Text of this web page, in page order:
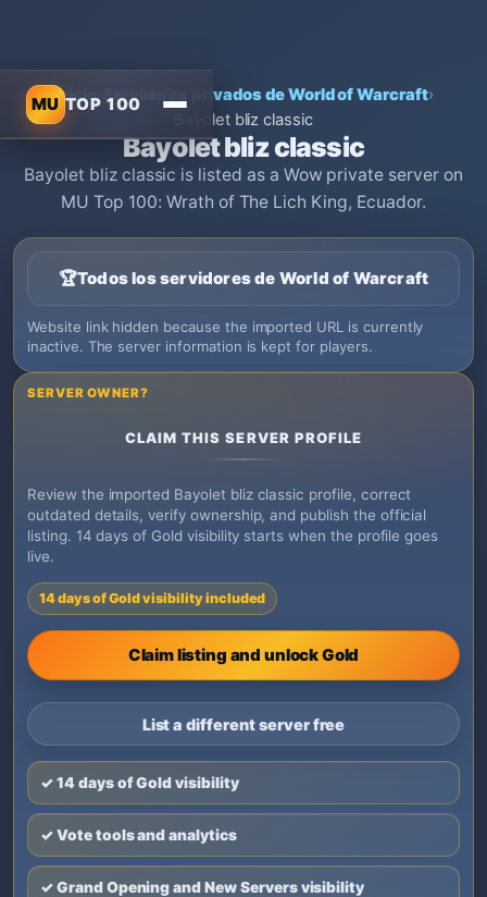
MU TOP 100
Inicio› Servidores privados de World of Warcraft›
Bayolet bliz classic
Bayolet bliz classic
Bayolet bliz classic is listed as a Wow private server on
MU Top 100: Wrath of The Lich King, Ecuador.
🏆Todos los servidores de World of Warcraft
Website link hidden because the imported URL is currently
inactive. The server information is kept for players.
SERVER OWNER?
CLAIM THIS SERVER PROFILE
Review the imported Bayolet bliz classic profile, correct
outdated details, verify ownership, and publish the official
listing. 14 days of Gold visibility starts when the profile goes
live.
14 days of Gold visibility included
Claim listing and unlock Gold
List a different server free
✓ 14 days of Gold visibility
✓ Vote tools and analytics
✓ Grand Opening and New Servers visibility